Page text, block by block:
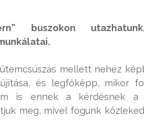
buszokon
mellett nehéz
és legfőképp, mikor
is ennek a kérdésnek a
meg, mivel fogunk